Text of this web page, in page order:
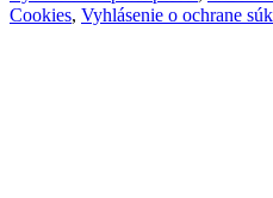
Cookies, Vyhlásenie o ochrane